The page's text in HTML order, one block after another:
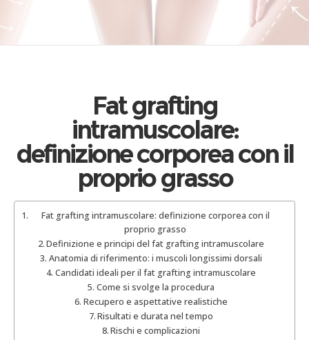
Fat grafting
intramuscolare:
definizione corporea con il
proprio grasso
Fat grafting intramuscolare: definizione corporea con il
proprio grasso
Definizione e principi del fat grafting intramuscolare
Anatomia di riferimento: i muscoli longissimi dorsali
Candidati ideali per il fat grafting intramuscolare
Come si svolge la procedura
Recupero e aspettative realistiche
Risultati e durata nel tempo
Rischi e complicazioni